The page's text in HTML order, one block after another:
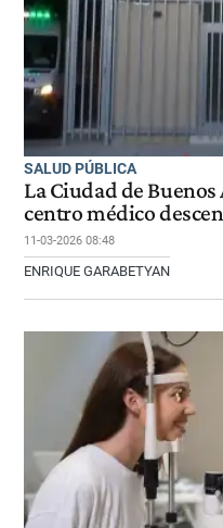
SALUD PÚBLICA
La Ciudad de
centro médico
11-03-2026 08:48
ENRIQUE GARABETYAN